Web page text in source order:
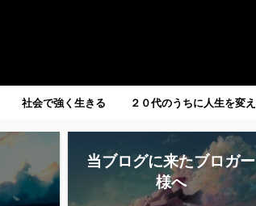
社会で強く生きる ２０代のうちに人生を変え
たい人へ。
当ブログに来たブロガー
様へ